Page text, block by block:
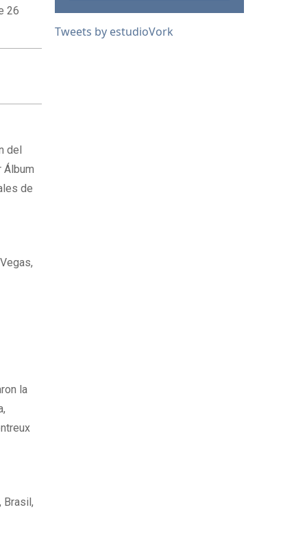
26
del
Álbum
de
la
Brasil,
Tweets by estudioVork